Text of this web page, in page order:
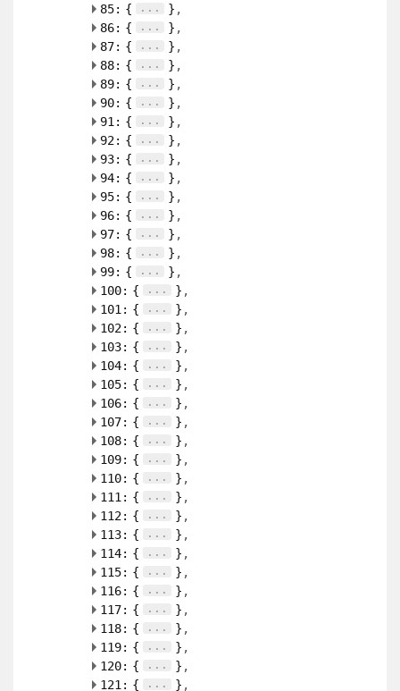
85: { ...
}
86: { ...
}
87: { ...
}
88: { ...
}
89: { ...
}
90: { ...
}
91: { ...
}
92: { ...
}
93: { ...
}
94: { ...
}
95: { ...
}
96: { ...
}
97: { ...
}
98: { ...
}
99: { ...
}
100: { ...
}
101: { ...
}
102: { ...
}
103: { ...
}
104: { ...
}
105: { ...
}
106: { ...
}
107: { ...
}
108: { ...
}
109: { ...
}
110: { ...
}
111: { ...
}
112: { ...
}
113: { ...
}
114: { ...
}
115: { ...
}
116: { ...
}
117: { ...
}
118: { ...
}
119: { ...
}
120: { ...
}
121: { ... }